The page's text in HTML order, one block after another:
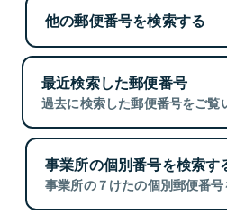
他の郵便番号を検索する
最近検索した郵便番号
過去に検索した郵便番号をご覧
事業所の個別番号を検索す
事業所の７けたの個別郵便番号